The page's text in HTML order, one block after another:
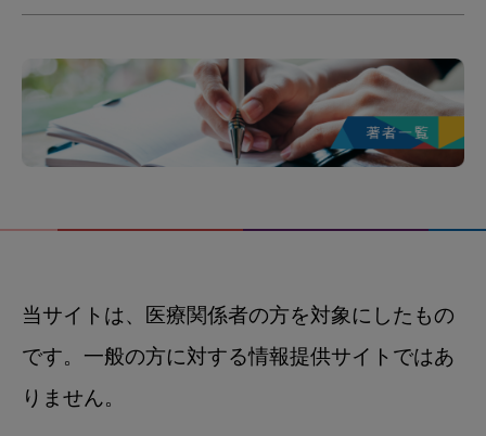
当サイトは、医療関係者の方を対象にしたもの
です。一般の方に対する情報提供サイトではあ
りません。